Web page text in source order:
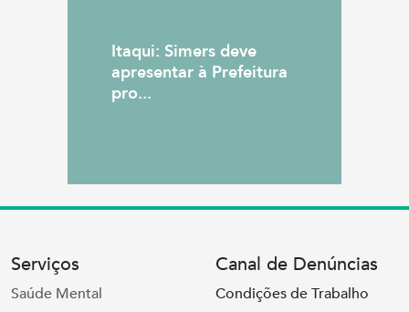
Itaqui: Simers deve
apresentar à Prefeitura
pro...
Serviços
Saúde Mental
Canal de Denúncias
Condições de Trabalho